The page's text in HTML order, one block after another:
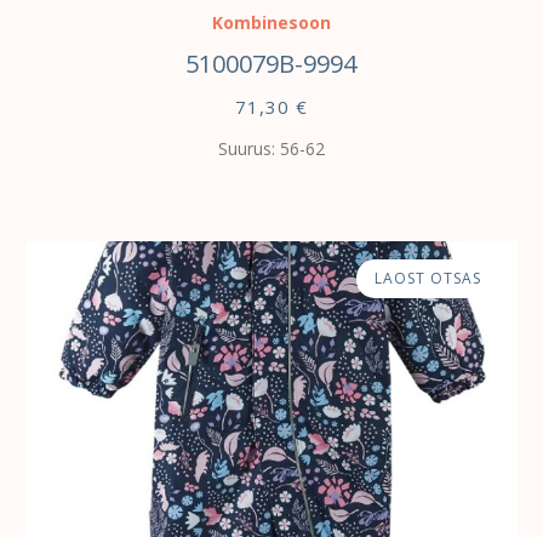
Kombinesoon
5100079B-9994
71,30 €
Suurus: 56-62
LAOST OTSAS